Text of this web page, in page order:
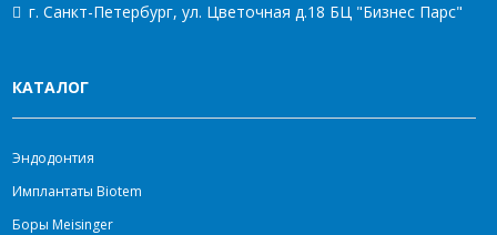
г. Санкт-Петербург, ул. Цветочная д.18 БЦ "Бизнес Парс"
КАТАЛОГ
Эндодонтия
Имплантаты Biotem
Боры Meisinger